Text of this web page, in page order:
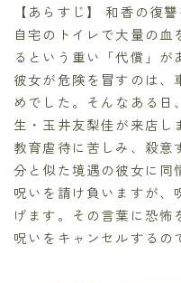
【あらすじ】 和香の復
自宅のトイレで大量の
るという重い「代償」が
彼女が危険を冒すのは、
めでした。そんなある
生・玉井友梨佳が来店し
教育虐待に苦しみ、殺意
分と似た境遇の彼女に同
呪いを請け負いますが、
げます。その言葉に恐怖
呪いをキャンセルするの